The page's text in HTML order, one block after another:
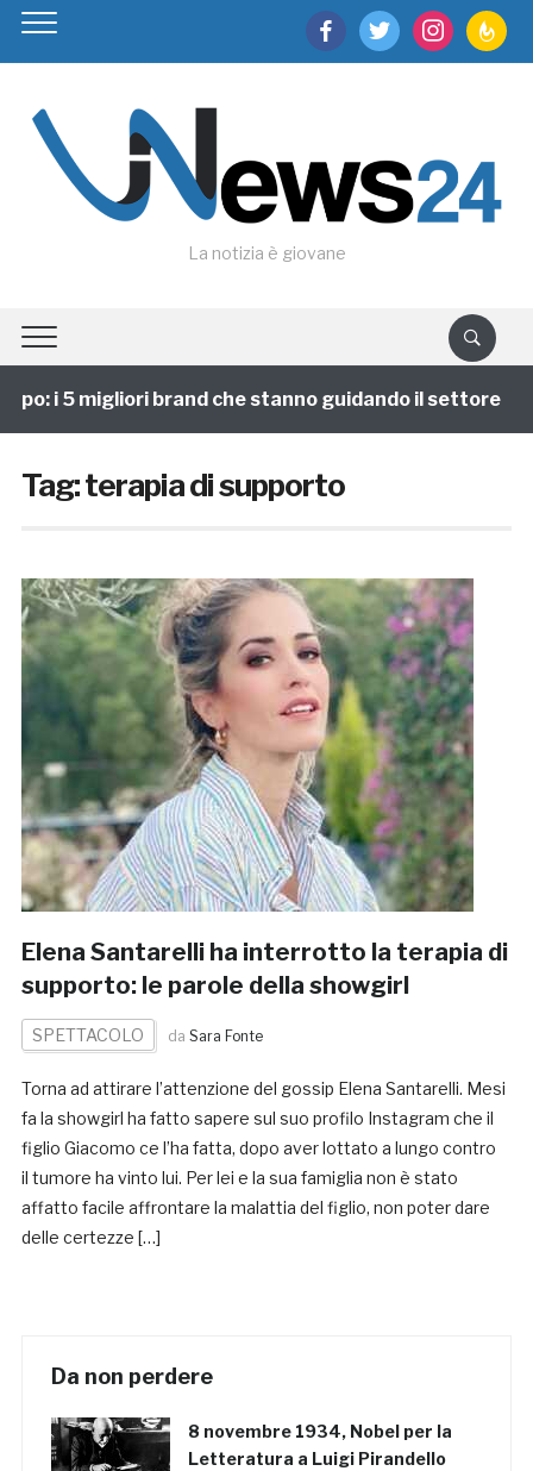
facebooktwitter instagram
La notizia è giovane
i 5 migliori brand che stanno guidando il settore
Tag:terapia di supporto
Elena Santarelli ha interrotto la terapia di
supporto: le parole della showgirl
SPETTACOLO da Sara Fonte
Torna ad attirare l’attenzione del gossip Elena Santarelli. Mesi
fa la showgirl ha fatto sapere sul suo profilo Instagram che il
figlio Giacomo ce l’ha fatta, dopo aver lottato a lungo contro
il tumore ha vinto lui. Per lei e la sua famiglia non è stato
affatto facile affrontare la malattia del figlio, non poter dare
delle certezze […]
Da non perdere
8 novembre 1934, Nobel per la
Letteratura a Luigi Pirandello